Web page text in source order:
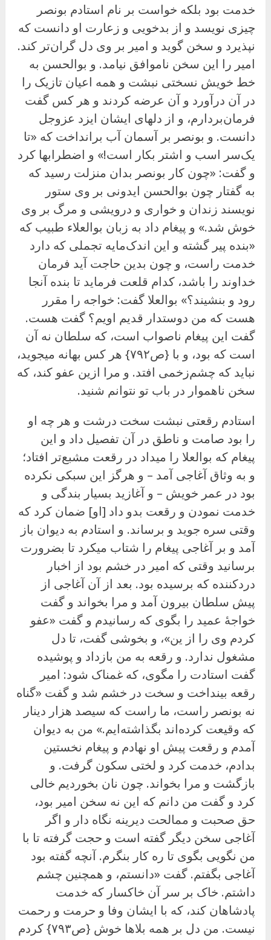
خدمت بود بلکه خواست بر نام استادم بونصر
چیزی نویسد و از بدخویی و زعارت او دانست که
نپذیرد و سخن گوید و امیر بر وی دل گران‌تر کند.
امیر را این سخن ناموافق نیامد. و بوالحسن به
خط خویش نسختی نبشت و همه اعیان تازیک را
در آن درآورد و آن عرضه کردند و هر کس گفت
فرمان‌بردارم، و از دلهای ایشان ایزد عزوجل
دانست. و بونصر بر آسمان آب برانداخت که «تا
یک‌سر اسب و اشتر بکار است!» و اضطرابها کرد
و گفت: «چون کار بونصر بدان منزلت رسید که
به گفتار چون بوالحسن ایدونی بر وی ستور
نویسند زندان و خواری و درویشی و مرگ بر وی
خوش شد.» و پیغام داد به زبان بوالعلاء طبیب که
«بنده پیر گشته و این اندک‌مایه تجملی که دارد
خدمت راست، و چون بدین حاجت آید فرمان
خداوند را باشد، کدام قلعت فرماید تا بنده آنجا
رود و بنشیند؟» بوالعلا گفت: خواجه را مقرر
هست که من دوستدار قدیم اویم؟ گفت هست.
گفت این پیغام ناصواب است، که سلطان نه آن
است که بود، و با {ص۷۹۲} هر کس بهانه میجوید،
نباید که چشم‌زخمی افتد. و مرا ازین عفو کند، که
سخن ناهموار در باب تو نتوانم شنید.
استادم رقعتی نبشت سخت درشت و هر چه او
را بود صامت و ناطق در آن تفصیل داد و این
پیغام که بوالعلا را میداد در رقعت مشبع‌تر افتاد؛
و به وثاق آغاجی آمد – و هرگز این سبکی نکرده
بود در عمر خویش – و آغازید بسیار بندگی و
خدمت نمودن و رقعت بدو داد [او] ضمان کرد که
وقتی سره جوید و برساند. و استادم به دیوان باز
آمد و بر آغاجی پیغام را شتاب میکرد تا بضرورت
برسانید وقتی که امیر در خشم بود از اخبار
دردکننده که برسیده بود. بعد از آن آغاجی از
پیش سلطان بیرون آمد و مرا بخواند و گفت
خواجهٔ عمید را بگوی که رسانیدم و گفت «عفو
کردم وی را از ین»، و بخوشی گفت، تا دل
مشغول ندارد. و رقعه به من بازداد و پوشیده
گفت استادت را مگوی، که غمناک شود: امیر
رقعه بینداخت و سخت در خشم شد و گفت «گناه
نه بونصر راست، ما راست که سیصد هزار دینار
که وقیعت کرده‌اند بگذاشته‌ایم.» من به دیوان
آمدم و رقعت پیش او نهادم و پیغام نخستین
بدادم، خدمت کرد و لختی سکون گرفت. و
بازگشت و مرا بخواند. چون نان بخوردیم خالی
کرد و گفت من دانم که این نه سخن امیر بود،
حق صحبت و ممالحت دیرینه نگاه دار و اگر
آغاجی سخن دیگر گفته است و حجت گرفته تا با
من نگویی بگوی تا ره کار بنگرم. آنچه گفته بود
آغاجی بگفتم. گفت «دانستم، و همچنین چشم
داشتم. خاک بر سر آن خاکسار که خدمت
پادشاهان کند، که با ایشان وفا و حرمت و رحمت
نیست. من دل بر همه بلاها خوش {ص۷۹۳} کردم